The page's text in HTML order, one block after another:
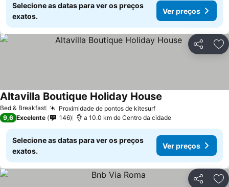
Selecione as datas para ver os preços
exatos.
Ver preços
Partilhar
Bed & Breakfast Proximidade de pontos de kitesurf
Altavilla Boutique Holiday House
9,6 Excelente 146 a 10.0 km de Centro da cidade
Selecione as datas para ver os preços
exatos.
Ver preços
Partilhar